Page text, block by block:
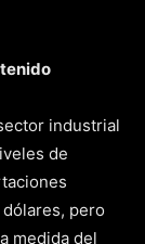
industrial
de
pero
medida del